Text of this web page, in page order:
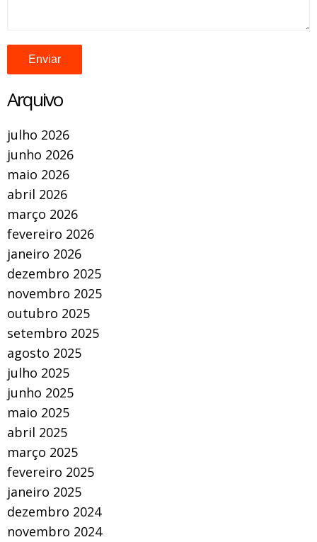
Arquivo
julho 2026
junho 2026
maio 2026
abril 2026
março 2026
fevereiro 2026
janeiro 2026
dezembro 2025
novembro 2025
outubro 2025
setembro 2025
agosto 2025
julho 2025
junho 2025
maio 2025
abril 2025
março 2025
fevereiro 2025
janeiro 2025
dezembro 2024
novembro 2024